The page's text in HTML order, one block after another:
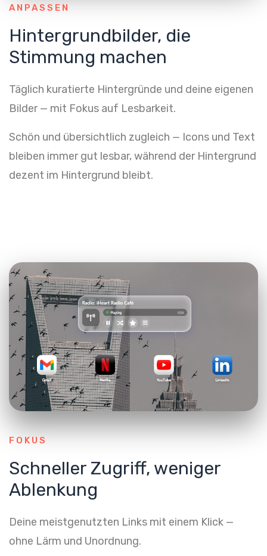
ANPASSEN
Hintergrundbilder, die
Stimmung machen
Täglich kuratierte Hintergründe und deine eigenen
Bilder — mit Fokus auf Lesbarkeit.
Schön und übersichtlich zugleich — Icons und Text
bleiben immer gut lesbar, während der Hintergrund
dezent im Hintergrund bleibt.
FOKUS
Schneller Zugriff, weniger
Ablenkung
Deine meistgenutzten Links mit einem Klick —
ohne Lärm und Unordnung.